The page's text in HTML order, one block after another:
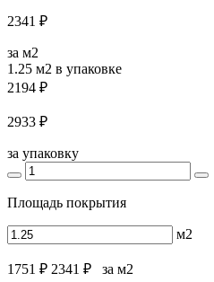
2341 ₽
за м2
1.25 м2 в упаковке
2194 ₽
2933 ₽
за упаковку
Площадь покрытия
м2
1751 ₽ 2341 ₽ за м2